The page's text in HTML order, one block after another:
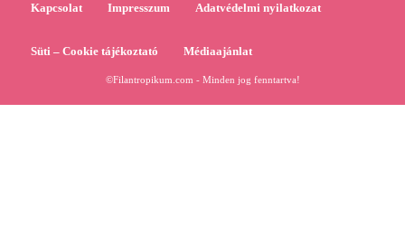
Kapcsolat Impresszum Adatvédelmi nyilatkozat
Süti – Cookie tájékoztató Médiaajánlat
©Filantropikum.com - Minden jog fenntartva!